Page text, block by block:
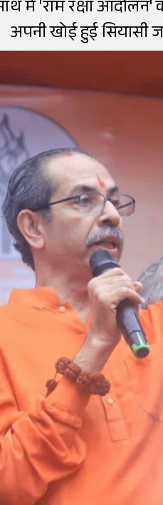
में 'राम रक्षा
अपनी खोई हुई सियासी